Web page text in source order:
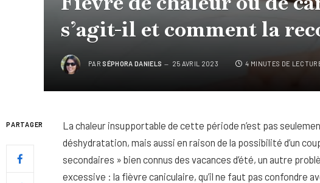
s’agit-il et comment la
PAR SÉPHORA DANIELS 25 AVRIL 2023 4 MINUTES DE
PARTAGER
La chaleur insupportable de cette période n’est pas
déshydratation, mais aussi en raison de la possibilité d’un
secondaires » bien connus des vacances d’été, un autre
excessive : la fièvre caniculaire, qu’il ne faut pas confondre